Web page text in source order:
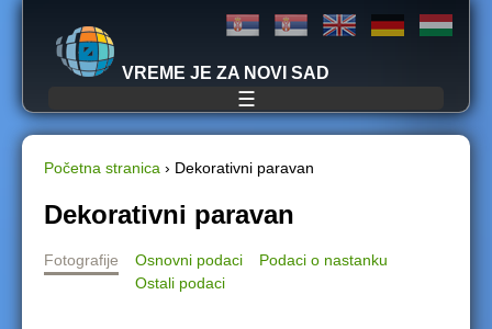
Jump to navigation
VREME JE ZA NOVI SAD
☰
Y
o
Početna stranica › Dekorativni paravan
Dekorativni paravan
Fotografije Osnovni podaci
Podaci o nastanku
Ostali podaci